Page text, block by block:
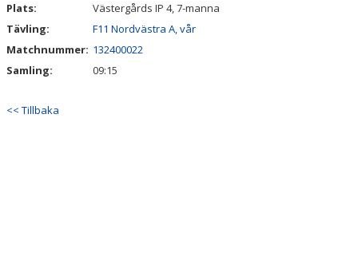
KONTAKT
Plats:
Västergårds IP 4, 7-manna
Tävling:
F11 Nordvästra A, vår
Matchnummer: 132400022
Samling:
09:15
<< Tillbaka